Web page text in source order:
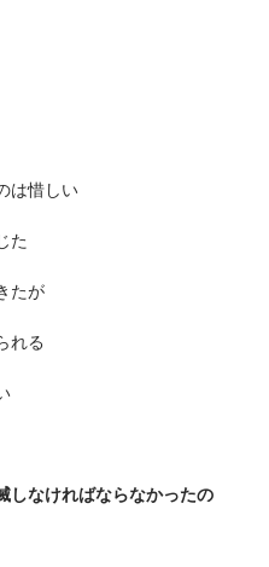
は惜しい
た
たが
れる
しなければならなかったの